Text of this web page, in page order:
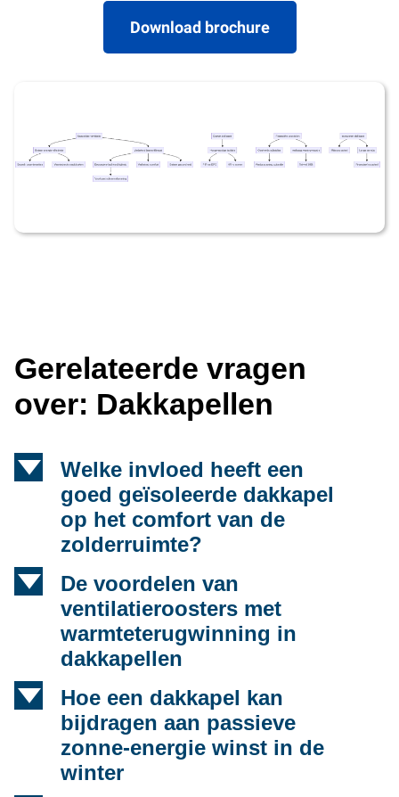
Download brochure
Gerelateerde vragen
over: Dakkapellen
d
Welke invloed heeft een
goed geïsoleerde dakkapel
op het comfort van de
zolderruimte?
d
De voordelen van
ventilatieroosters met
warmteterugwinning in
dakkapellen
d
Hoe een dakkapel kan
bijdragen aan passieve
zonne-energie winst in de
winter